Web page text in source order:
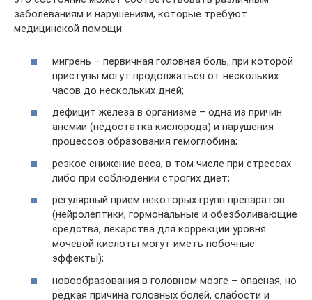
заболеваниям и нарушениям, которые требуют
медицинской помощи:
мигрень – первичная головная боль, при которой
приступы могут продолжаться от нескольких
часов до нескольких дней;
дефицит железа в организме – одна из причин
анемии (недостатка кислорода) и нарушения
процессов образования гемоглобина;
резкое снижение веса, в том числе при стрессах
либо при соблюдении строгих диет;
регулярный прием некоторых групп препаратов
(нейролептики, гормональные и обезболивающие
средства, лекарства для коррекции уровня
мочевой кислоты могут иметь побочные
эффекты);
новообразования в головном мозге – опасная, но
редкая причина головных болей, слабости и